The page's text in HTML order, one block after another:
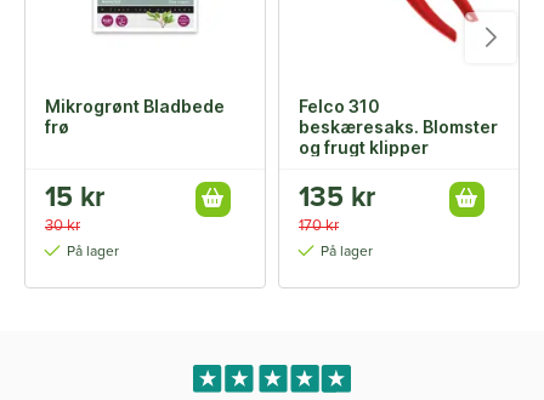
Mikrogrønt Bladbede
frø
15 kr
30 kr
På lager
Felco 310
beskæresaks. Blomster
og frugt klipper
135 kr
170 kr
På lager